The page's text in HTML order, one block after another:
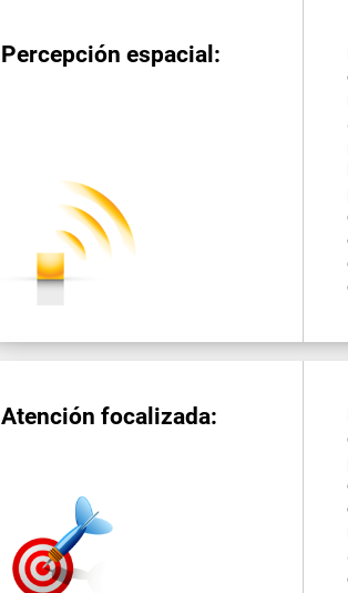
Percepción espacial:
Atención focalizada: